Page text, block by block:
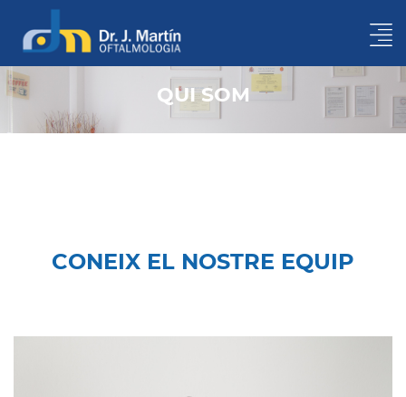
QUI SOM
CONEIX EL NOSTRE EQUIP